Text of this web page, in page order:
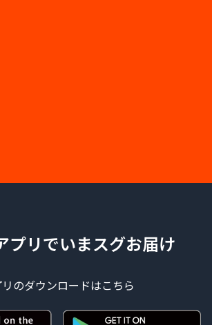
プリでいまスグお届け
のダウンロードはこちら